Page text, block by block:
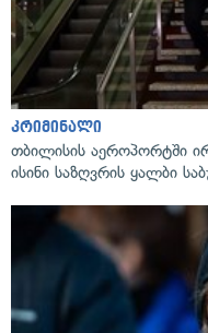
კრიმინალი
თბილისის აეროპორტში
ისინი საზღვრის ყალბი